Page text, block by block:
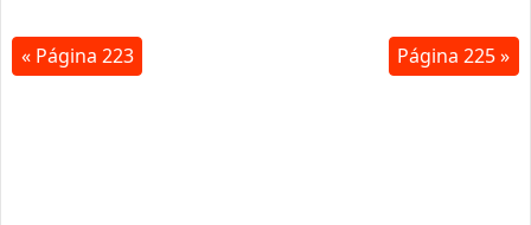
« Página 223 Página 225 »